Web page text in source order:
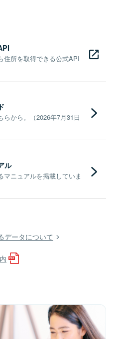
住所を取得できる公式API
から。（2026年7月31日
ル
ニュアルを掲載していま
データについて